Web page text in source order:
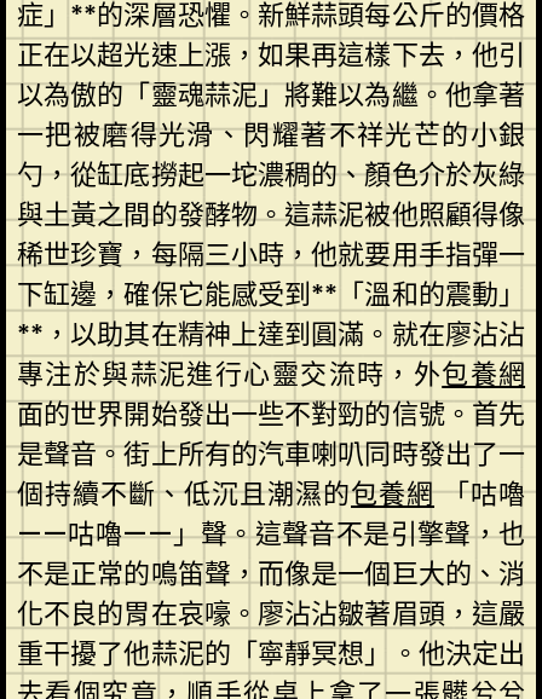
症」**的深層恐懼。新鮮蒜頭每公斤的價格
正在以超光速上漲，如果再這樣下去，他引
以為傲的「靈魂蒜泥」將難以為繼。他拿著
一把被磨得光滑、閃耀著不祥光芒的小銀
勺，從缸底撈起一坨濃稠的、顏色介於灰綠
與土黃之間的發酵物。這蒜泥被他照顧得像
稀世珍寶，每隔三小時，他就要用手指彈一
下缸邊，確保它能感受到**「溫和的震動」
**，以助其在精神上達到圓滿。就在廖沾沾
專注於與蒜泥進行心靈交流時，外包養網
面的世界開始發出一些不對勁的信號。首先
是聲音。街上所有的汽車喇叭同時發出了一
個持續不斷、低沉且潮濕的包養網「咕嚕
——咕嚕——」聲。這聲音不是引擎聲，也
不是正常的鳴笛聲，而像是一個巨大的、消
化不良的胃在哀嚎。廖沾沾皺著眉頭，這嚴
重干擾了他蒜泥的「寧靜冥想」。他決定出